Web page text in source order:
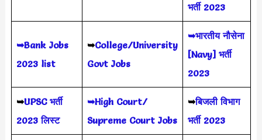
भर्ती 2023
➥Bank Jobs
2023 list
➥College/University
Govt Jobs
➥भारतीय नौसेना
[Navy] भर्ती
2023
➥UPSC भर्ती
2023 लिस्ट
➥High Court/
Supreme Court Jobs
➥बिजली विभाग
भर्ती 2023